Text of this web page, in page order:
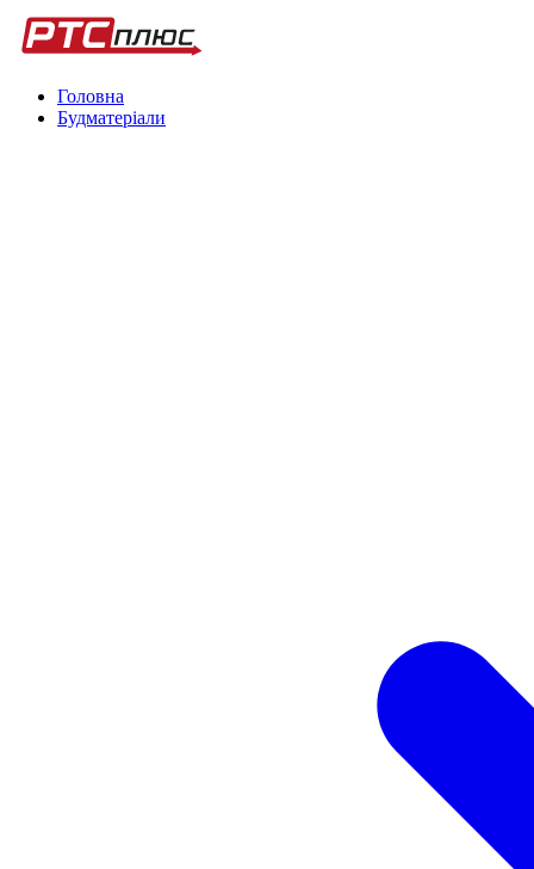
Головна
Будматеріали